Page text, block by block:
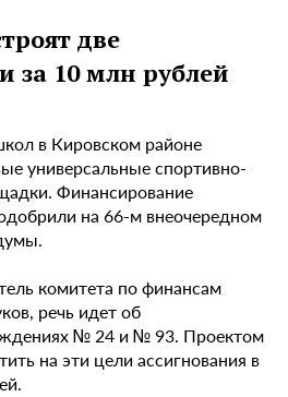
две
за 10 млн рублей
в Кировском районе
универсальные спортивно-
Финансирование
на 66-м внеочередном
комитета по финансам
речь идет об
№ 24 и № 93. Проектом
на эти цели ассигнования в